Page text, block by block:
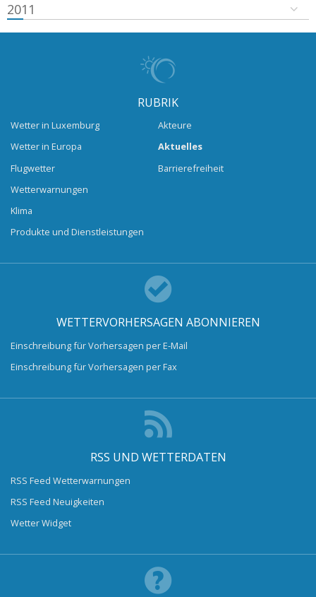
2011
RUBRIK
Wetter in Luxemburg
Wetter in Europa
Flugwetter
Wetterwarnungen
Klima
Produkte und Dienstleistungen
Akteure
Aktuelles
Barrierefreiheit
WETTERVORHERSAGEN ABONNIEREN
Einschreibung für Vorhersagen per E-Mail
Einschreibung für Vorhersagen per Fax
RSS UND WETTERDATEN
RSS Feed Wetterwarnungen
RSS Feed Neuigkeiten
Wetter Widget